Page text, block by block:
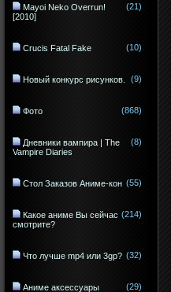
Mayoi Neko Overrun!
[2010]
(21)
Crucis Fatal Fake (10)
Новый конкурс рисунков. (9)
Фото (868)
Дневники вампира | The
Vampire Diaries
(8)
Стол Заказов Аниме-кон (55)
Какое аниме Вы сейчас
смотрите?
(214)
Что лучше mp4 или 3gp? (32)
Аниме аксессуары (29)